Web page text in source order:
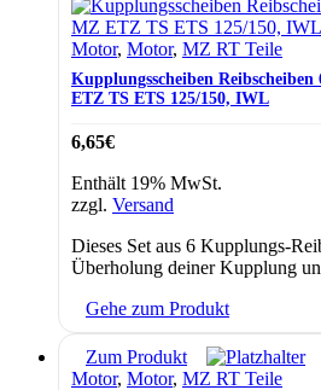
Motor, Motor, MZ RT Teile
Kupplungsscheiben
ETZ TS ETS 125/150, IWL
6,65€
Enthält 19% MwSt.
zzgl. Versand
Dieses Set aus 6 Kupplungs-
Überholung deiner Kupplung
Gehe zum Produkt
Zum Produkt
Motor, Motor, MZ RT Teile